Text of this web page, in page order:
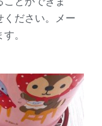
ください。メー
。